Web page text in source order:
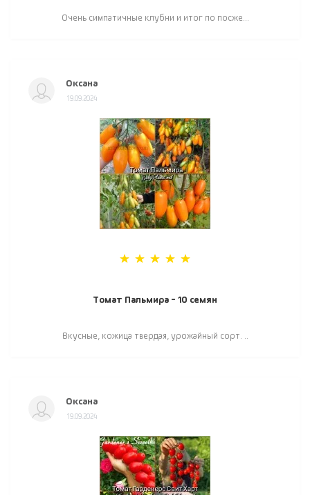
Очень симпатичные клубни и итог по посже...
Оксана
19.09.2024
Томат Пальмира - 10 семян
Вкусные, кожица твердая, урожайный сорт. ..
Оксана
19.09.2024